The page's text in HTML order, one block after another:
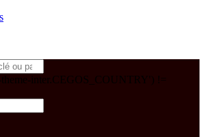
inter.CEGOS_COUNTRY') !=